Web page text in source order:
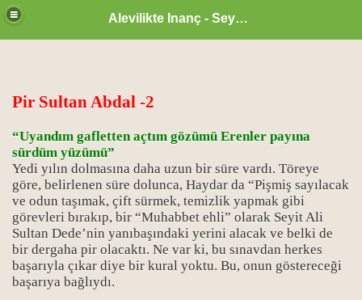
Alevilikte Inanç - Seyyid Hakkı
Pir Sultan Abdal -2
“Uyandım gafletten açtım gözümü Erenler payına
sürdüm yüzümü”
Yedi yılın dolmasına daha uzun bir süre vardı. Töreye
göre, belirlenen süre dolunca, Haydar da “Pişmiş sayılacak
ve odun taşımak, çift sürmek, temizlik yapmak gibi
görevleri bırakıp, bir “Muhabbet ehli” olarak Seyit Ali
Sultan Dede’nin yanıbaşındaki yerini alacak ve belki de
bir dergaha pir olacaktı. Ne var ki, bu sınavdan herkes
başarıyla çıkar diye bir kural yoktu. Bu, onun göstereceği
başarıya bağlıydı.
ayı